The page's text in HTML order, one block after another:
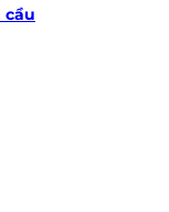
cầu